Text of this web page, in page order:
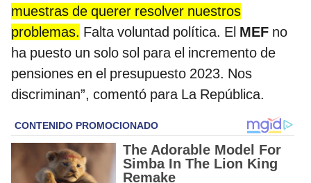
muestras de querer resolver nuestros
problemas. Falta voluntad política. El MEF no
ha puesto un solo sol para el incremento de
pensiones en el presupuesto 2023. Nos
discriminan”, comentó para La República.